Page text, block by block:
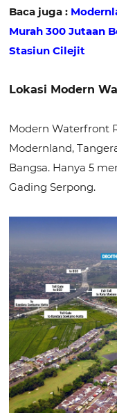
Baca juga :
Murah 300 Jutaan
Stasiun Cilejit
Lokasi Modern
Modern Waterfront
Modernland,
Bangsa. Hanya 5
Gading Serpong.